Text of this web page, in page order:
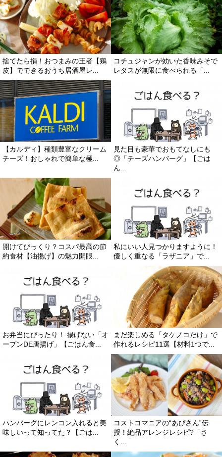
捨てたら損！おつまみの王者【鶏
皮】でできるおうち居酒屋レ...
コチュジャンが効いた香味みそで
レタスが無限に食べられる「...
【カルディ】種類豊富なクリーム
チーズ！おしゃれで簡単な極...
見た目も豪華でおもてなしにも
◎「チーズハンバーグ」【ごは
ん...
開けてびっくり？コスパ最高の節
約食材【油揚げ】の魅力開眼...
私にいい人見つかりますように！
優しく重なる「ラザニア」で...
お弁当にぴったり！ 揚げない「オ
ーブンDE唐揚げ」【ごはん食...
まだ楽しめる「タケノコだけ」で
作れるレシピ11選【材料1つで...
ハンバーグにレンコン入れると美
味しいって知ってた？【ごは...
コストコマニアの“あぴさん”伝
授！絶品アレンジレシピ?「さ
く...